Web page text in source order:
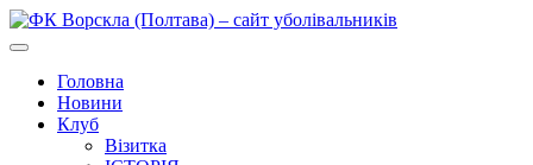
Головна
Новини
Клуб
Візитка